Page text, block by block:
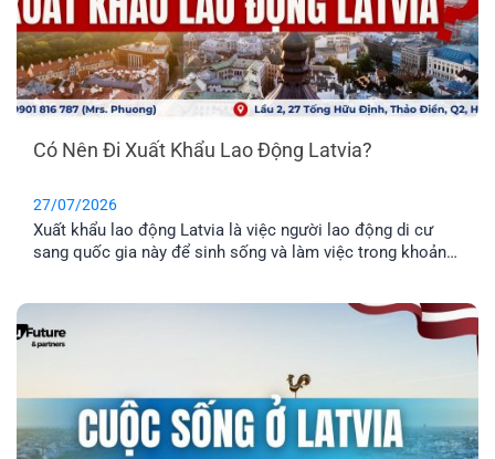
Có Nên Đi Xuất Khẩu Lao Động Latvia?
27/07/2026
Xuất khẩu lao động Latvia là việc người lao động di cư
sang quốc gia này để sinh sống và làm việc trong khoản
nhu cầu định cư. Vậy đâu mới là phương án định cư cho
cả gia đình tốt nhất? Cùng EFP tìm hiểu qua bài viết dưới